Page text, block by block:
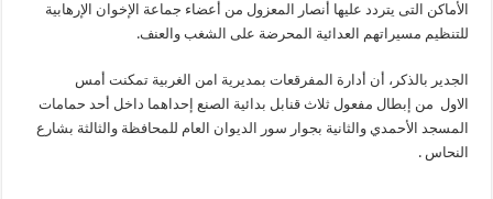
الأماكن التى يتردد عليها أنصار المعزول من أعضاء جماعة الإخوان الإرهابية
للتنظيم مسيراتهم العدائية المحرضة على الشغب والعنف.
الجدير بالذكر، أن أدارة المفرقعات بمديرية امن الغربية تمكنت أمس
الاول من إبطال مفعول ثلاث قنابل بدائية الصنع إحداهما داخل أحد حمامات
المسجد الأحمدي والثانية بجوار سور الديوان العام للمحافظة والثالثة بشارع
النحاس .